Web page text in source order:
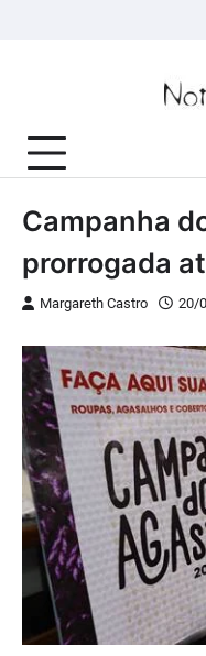
Campanha
prorrogada
Margareth Castro 20/